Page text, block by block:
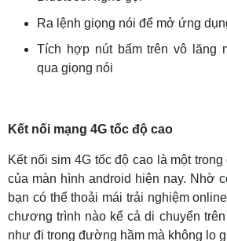
Ra lệnh giọng nói để mở ứng
Tích hợp nút bấm trên vô lăng
qua giọng nói
Kết nối mạng 4G tốc độ cao
Kết nối sim 4G tốc độ cao là một
của màn hình android hiện nay. Nhờ
bạn có thể thoải mái trải nghiệm
chương trình nào kể cả di chuyển
như đi trong đường hầm mà không lo